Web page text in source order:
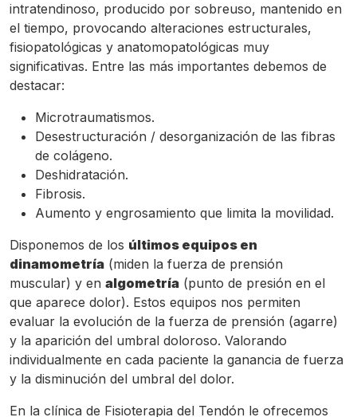
intratendinoso, producido por sobreuso, mantenido en
el tiempo, provocando alteraciones estructurales,
fisiopatológicas y anatomopatológicas muy
significativas. Entre las más importantes debemos de
destacar:
Microtraumatismos.
Desestructuración / desorganización de las fibras
de colágeno.
Deshidratación.
Fibrosis.
Aumento y engrosamiento que limita la movilidad.
Disponemos de los últimos equipos en
dinamometría (miden la fuerza de prensión
muscular) y en algometría (punto de presión en el
que aparece dolor). Estos equipos nos permiten
evaluar la evolución de la fuerza de prensión (agarre)
y la aparición del umbral doloroso. Valorando
individualmente en cada paciente la ganancia de fuerza
y la disminución del umbral del dolor.
En la clínica de Fisioterapia del Tendón le ofrecemos